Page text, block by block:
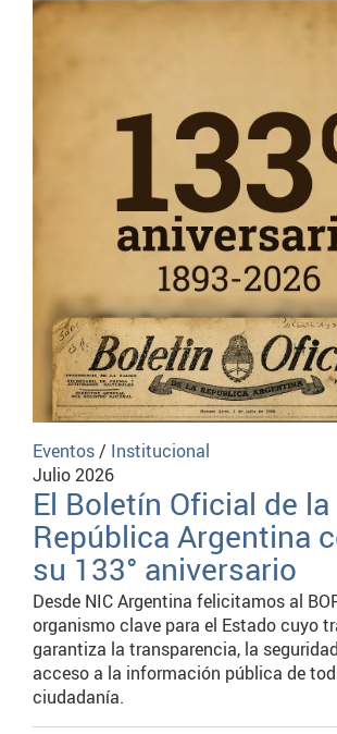
Eventos/ Institucional
Julio 2026
El Boletín Oficial de la
República Argentina
su 133° aniversario
Desde NIC Argentina felicitamos al
organismo clave para el Estado cuyo
garantiza la transparencia, la
acceso a la información pública de
ciudadanía.